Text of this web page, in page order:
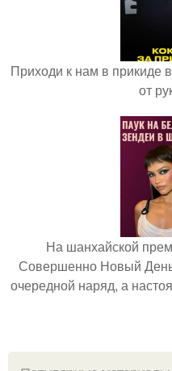
Приходи к нам в прикиде
от
На шанхайской
Совершенно Новый
очередной наряд, а